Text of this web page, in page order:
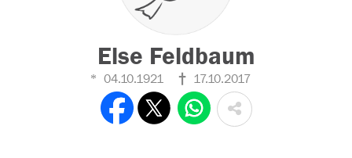
Else Feldbaum
04.10.1921 17.10.2017